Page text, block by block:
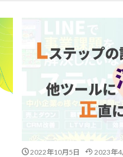
2022年10月5日 2023年4